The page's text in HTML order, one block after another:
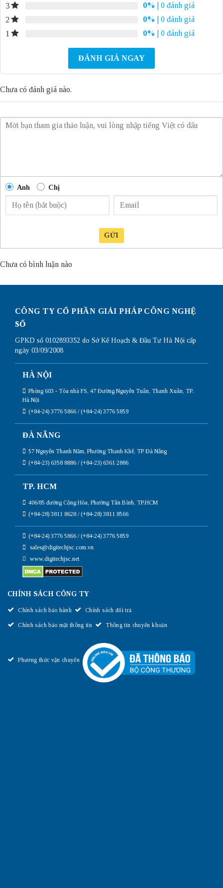
3
0%
| 0 đánh giá
2
0%
| 0 đánh giá
1
0% | 0 đánh giá
ĐÁNH GIÁ NGAY
Chưa có đánh giá nào.
Anh Chị
GỬI
Chưa có bình luận nào
CÔNG TY CỔ PHẦN GIẢI PHÁP CÔNG NGHỆ
SỐ
GPKD số 0102893352 do Sở Kế Hoạch & Đầu Tư Hà Nội cấp
ngày 03/09/2008
HÀ NỘI
Phòng 603 - Tòa nhà FS, 47 Đường Nguyễn Tuân, Thanh Xuân, TP.
Hà Nội
(+84-24) 3776 5866 / (+84-24) 3776 5859
ĐÀ NẴNG
57 Nguyễn Thanh Năm, Phường Thanh Khê, TP Đà Nẵng
(+84-23) 6358 8886 / (+84-23) 6361 2886
TP. HCM
406/85 đường Cộng Hòa, Phường Tân Bình, TP.HCM
(+84-28) 3811 8628 / (+84-28) 3811 8566
(+84-24) 3776 5866 / (+84-24) 3776 5859
sales@digitechjsc.com.vn
www.digitechjsc.net
CHÍNH SÁCH CÔNG TY
Chính sách bảo hành Chính sách đổi trả
Chính sách bảo mật thông tin Thông tin chuyển khoản
Phương thức vận chuyển